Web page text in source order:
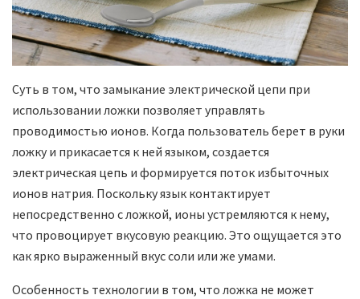
Суть в том, что замыкание электрической цепи при
использовании ложки позволяет управлять
проводимостью ионов. Когда пользователь берет в руки
ложку и прикасается к ней языком, создается
электрическая цепь и формируется поток избыточных
ионов натрия. Поскольку язык контактирует
непосредственно с ложкой, ионы устремляются к нему,
что провоцирует вкусовую реакцию. Это ощущается это
как ярко выраженный вкус соли или же умами.
Особенность технологии в том, что ложка не может